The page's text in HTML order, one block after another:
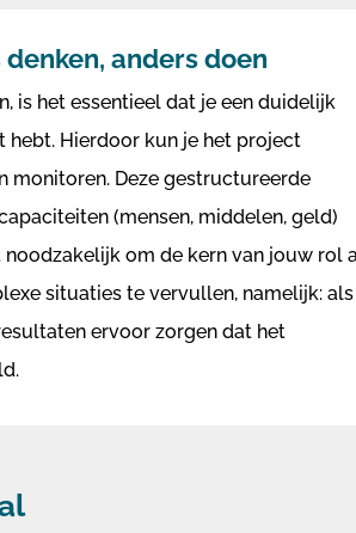
anders doen
is het essentieel dat je een duidelijk
Hierdoor kun je het project
monitoren. Deze gestructureerde
(mensen, middelen, geld)
om de kern van jouw rol
situaties te vervullen, namelijk: als
ervoor zorgen dat het